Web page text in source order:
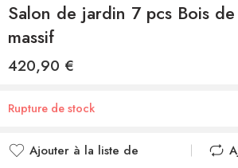
Salon de jardin 7 pcs Bois
massif
420,90 €
Rupture de stock
Ajouter à la liste de